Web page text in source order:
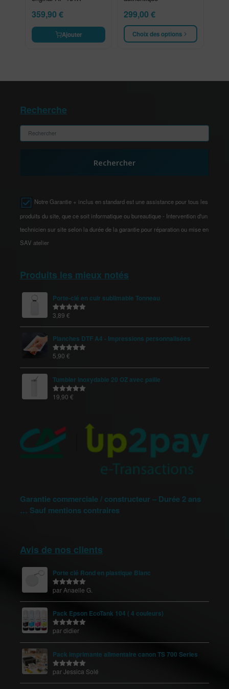
359,90 €
Ajouter
299,00 €
Choix des options
Recherche
Rechercher
Notre Garantie + inclus en standard est une assistance pour tous les
produits du site, que ce soit informatique ou bureautique - Intervention d'un
technicien sur site selon la durée de la garantie pour réparation ou mise en
SAV atelier
Produits les mieux notés
Porte-clé en cuir sublimable Tonneau
Note5.00
3,89 €
Planches DTF A4 - Impressions personnalisées
Note5.00
5,90 €
Tumbler inoxydable 20 OZ avec paille
Note5.00
19,90 €
Garantie commerciale / constructeur – Durée 2 ans
… Sauf mentions contraires
Avis de nos clients
Porte clé Rond en plastique Blanc
Note5sur
par Anaelle G.
Pack Epson EcoTank 104 ( 4 couleurs)
Note 5sur
par didier
Pack imprimante alimentaire canon TS 700 Series
Note5sur
par Jessica Solé